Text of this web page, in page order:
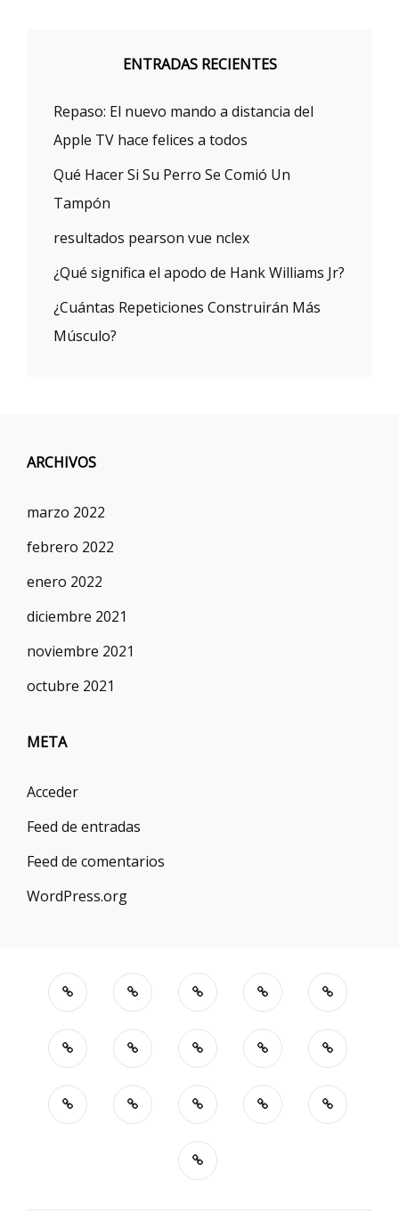
ENTRADAS RECIENTES
Repaso: El nuevo mando a distancia del
Apple TV hace felices a todos
Qué Hacer Si Su Perro Se Comió Un
Tampón
resultados pearson vue nclex
¿Qué significa el apodo de Hank Williams Jr?
¿Cuántas Repeticiones Construirán Más
Músculo?
ARCHIVOS
marzo 2022
febrero 2022
enero 2022
diciembre 2021
noviembre 2021
octubre 2021
META
Acceder
Feed de entradas
Feed de comentarios
WordPress.org